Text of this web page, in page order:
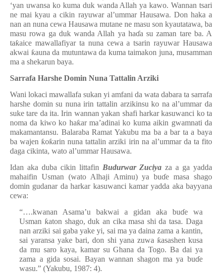
‘yan uwansa ko kuma duk wanda Allah ya kawo. Wannan tsari
ne mai kyau a cikin rayuwar al’ummar Hausawa. Don haka a
nan an nuna cewa Hausawa mutane ne masu son kyautatawa, ba
masu rowa ga duk wanda Allah ya haɗa su zaman tare ba. A
taƙaice mawallafiyar ta nuna cewa a tsarin rayuwar Hausawa
akwai ƙauna da mutuntawa da kuma taimakon juna, musamman
ma a shekarun baya.
Sarrafa Harshe Domin Nuna Tattalin Arziki
Wani lokaci mawallafa sukan yi amfani da wata dabara ta sarrafa
harshe domin su nuna irin tattalin arzikinsu ko na al’ummar da
suke tare da ita. Irin wannan yakan shafi harkar kasuwanci ko ta
noma da kiwo ko haƙar ma’adinai ko kuma aikin gwamnati da
makamantansu. Balaraba Ramat Yakubu ma ba a bar ta a baya
ba wajen ƙoƙarin nuna tattalin arziki irin na al’ummar da ta fito
daga cikinta, wato al’ummar Hausawa.
Idan aka duba cikin littafin Budurwar Zuciya za a ga yadda
mahaifin Usman (wato Alhaji Aminu) ya buɗe masa shago
domin gudanar da harkar kasuwanci kamar yadda aka bayyana
cewa:
“….kwanan Asama’u bakwai a gidan aka buɗe wa
Usman ƙaton shago, duk an cika masa shi da tasa. Daga
nan arziki sai gaba yake yi, sai ma ya daina zama a kantin,
sai yaransa yake bari, don shi yana zuwa ƙasashen kusa
da mu saro kaya, kamar su Ghana da Togo. Ba dai ya
zama a gida sosai. Bayan wannan shagon ma ya buɗe
wasu.” (Yakubu, 1987: 4).